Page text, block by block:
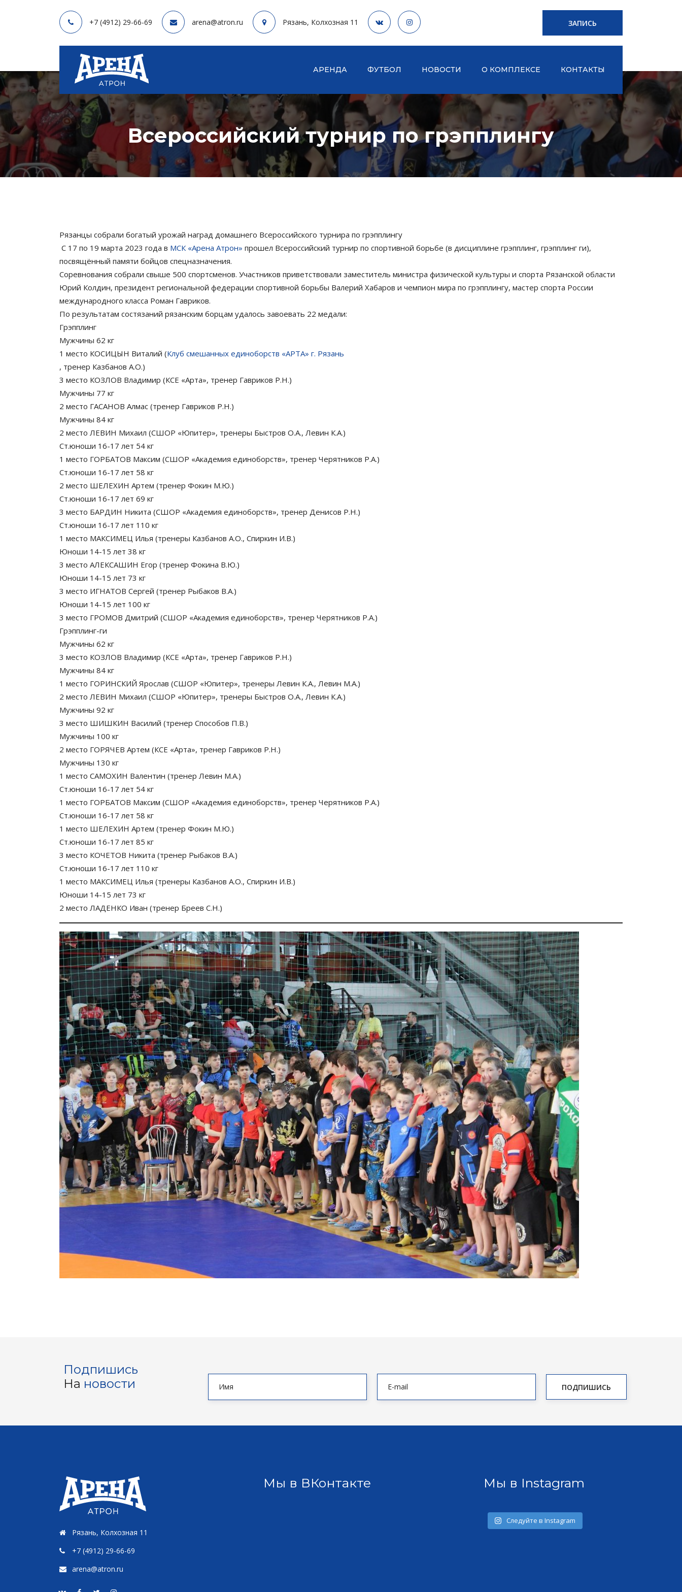
+7 (4912) 29-66-69 arena@atron.ru Рязань, Колхозная 11 ЗАПИСЬ
АРЕНДА ФУТБОЛ НОВОСТИ О КОМПЛЕКСЕ КОНТАКТЫ
Всероссийский турнир по грэпплингу
Рязанцы собрали богатый урожай наград домашнего Всероссийского турнира по грэпплингу
С 17 по 19 марта 2023 года в МСК «Арена Атрон» прошел Всероссийский турнир по спортивной борьбе (в дисциплине грэпплинг, грэпплинг ги),
посвящённый памяти бойцов спецназначения.
Соревнования собрали свыше 500 спортсменов. Участников приветствовали заместитель министра физической культуры и спорта Рязанской области
Юрий Колдин, президент региональной федерации спортивной борьбы Валерий Хабаров и чемпион мира по грэпплингу, мастер спорта России
международного класса Роман Гавриков.
По результатам состязаний рязанским борцам удалось завоевать 22 медали:
Грэпплинг
Мужчины 62 кг
1 место КОСИЦЫН Виталий (Клуб смешанных единоборств «АРТА» г. Рязань
, тренер Казбанов А.О.)
3 место КОЗЛОВ Владимир (КСЕ «Арта», тренер Гавриков Р.Н.)
Мужчины 77 кг
2 место ГАСАНОВ Алмас (тренер Гавриков Р.Н.)
Мужчины 84 кг
2 место ЛЕВИН Михаил (СШОР «Юпитер», тренеры Быстров О.А., Левин К.А.)
Ст.юноши 16-17 лет 54 кг
1 место ГОРБАТОВ Максим (СШОР «Академия единоборств», тренер Черятников Р.А.)
Ст.юноши 16-17 лет 58 кг
2 место ШЕЛЕХИН Артем (тренер Фокин М.Ю.)
Ст.юноши 16-17 лет 69 кг
3 место БАРДИН Никита (СШОР «Академия единоборств», тренер Денисов Р.Н.)
Ст.юноши 16-17 лет 110 кг
1 место МАКСИМЕЦ Илья (тренеры Казбанов А.О., Спиркин И.В.)
Юноши 14-15 лет 38 кг
3 место АЛЕКСАШИН Егор (тренер Фокина В.Ю.)
Юноши 14-15 лет 73 кг
3 место ИГНАТОВ Сергей (тренер Рыбаков В.А.)
Юноши 14-15 лет 100 кг
3 место ГРОМОВ Дмитрий (СШОР «Академия единоборств», тренер Черятников Р.А.)
Грэпплинг-ги
Мужчины 62 кг
3 место КОЗЛОВ Владимир (КСЕ «Арта», тренер Гавриков Р.Н.)
Мужчины 84 кг
1 место ГОРИНСКИЙ Ярослав (СШОР «Юпитер», тренеры Левин К.А., Левин М.А.)
2 место ЛЕВИН Михаил (СШОР «Юпитер», тренеры Быстров О.А., Левин К.А.)
Мужчины 92 кг
3 место ШИШКИН Василий (тренер Способов П.В.)
Мужчины 100 кг
2 место ГОРЯЧЕВ Артем (КСЕ «Арта», тренер Гавриков Р.Н.)
Мужчины 130 кг
1 место САМОХИН Валентин (тренер Левин М.А.)
Ст.юноши 16-17 лет 54 кг
1 место ГОРБАТОВ Максим (СШОР «Академия единоборств», тренер Черятников Р.А.)
Ст.юноши 16-17 лет 58 кг
1 место ШЕЛЕХИН Артем (тренер Фокин М.Ю.)
Ст.юноши 16-17 лет 85 кг
3 место КОЧЕТОВ Никита (тренер Рыбаков В.А.)
Ст.юноши 16-17 лет 110 кг
1 место МАКСИМЕЦ Илья (тренеры Казбанов А.О., Спиркин И.В.)
Юноши 14-15 лет 73 кг
2 место ЛАДЕНКО Иван (тренер Бреев С.Н.)
Подпишись
На новости
Рязань, Колхозная 11
+7 (4912) 29-66-69
arena@atron.ru
Мы в ВКонтакте Мы в Instagram
Следуйте в Instagram